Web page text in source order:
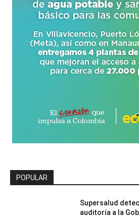
POPULAR
Supersalud
auditoría a la